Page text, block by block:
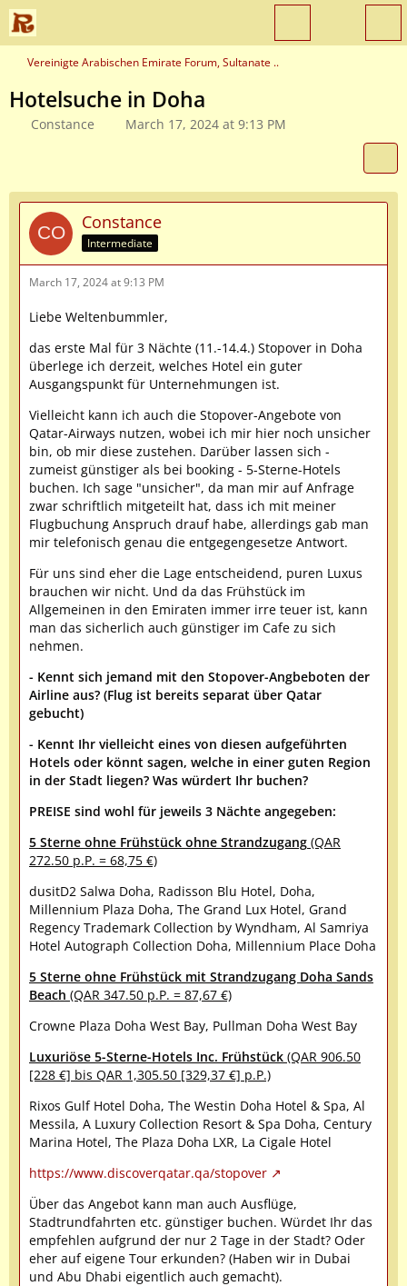
Vereinigte Arabischen Emirate Forum, Sultanate ..
Hotelsuche in Doha
Constance March 17, 2024 at 9:13 PM
Constance
Intermediate
March 17, 2024 at 9:13 PM
Liebe Weltenbummler,
das erste Mal für 3 Nächte (11.-14.4.) Stopover in Doha
überlege ich derzeit, welches Hotel ein guter
Ausgangspunkt für Unternehmungen ist.
Vielleicht kann ich auch die Stopover-Angebote von
Qatar-Airways nutzen, wobei ich mir hier noch unsicher
bin, ob mir diese zustehen. Darüber lassen sich -
zumeist günstiger als bei booking - 5-Sterne-Hotels
buchen. Ich sage "unsicher", da man mir auf Anfrage
zwar schriftlich mitgeteilt hat, dass ich mit meiner
Flugbuchung Anspruch drauf habe, allerdings gab man
mir telefonisch genau die entgegengesetze Antwort.
Für uns sind eher die Lage entscheidend, puren Luxus
brauchen wir nicht. Und da das Frühstück im
Allgemeinen in den Emiraten immer irre teuer ist, kann
man das sicherlich auch günstiger im Cafe zu sich
nehmen.
- Kennt sich jemand mit den Stopover-Angbeboten der
Airline aus? (Flug ist bereits separat über Qatar
gebucht)
- Kennt Ihr vielleicht eines von diesen aufgeführten
Hotels oder könnt sagen, welche in einer guten Region
in der Stadt liegen? Was würdert Ihr buchen?
PREISE sind wohl für jeweils 3 Nächte angegeben:
5 Sterne ohne Frühstück ohne Strandzugang (QAR
272.50 p.P. = 68,75 €)
dusitD2 Salwa Doha, Radisson Blu Hotel, Doha,
Millennium Plaza Doha, The Grand Lux Hotel, Grand
Regency Trademark Collection by Wyndham, Al Samriya
Hotel Autograph Collection Doha, Millennium Place Doha
5 Sterne ohne Frühstück mit Strandzugang Doha Sands
Beach (QAR 347.50 p.P. = 87,67 €)
Crowne Plaza Doha West Bay, Pullman Doha West Bay
Luxuriöse 5-Sterne-Hotels Inc. Frühstück (QAR 906.50
[228 €] bis QAR 1,305.50 [329,37 €] p.P.)
Rixos Gulf Hotel Doha, The Westin Doha Hotel & Spa, Al
Messila, A Luxury Collection Resort & Spa Doha, Century
Marina Hotel, The Plaza Doha LXR, La Cigale Hotel
https://www.discoverqatar.qa/stopover
Über das Angebot kann man auch Ausflüge,
Stadtrundfahrten etc. günstiger buchen. Würdet Ihr das
empfehlen aufgrund der nur 2 Tage in der Stadt? Oder
eher auf eigene Tour erkunden? (Haben wir in Dubai
und Abu Dhabi eigentlich auch gemacht).